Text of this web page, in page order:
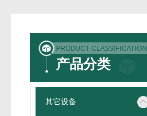
PRODUCT CLASSIFICATION
产品分类
其它设备